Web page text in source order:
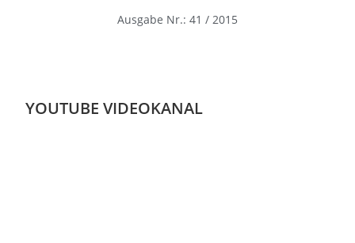
Ausgabe Nr.: 41 / 2015
YOUTUBE VIDEOKANAL